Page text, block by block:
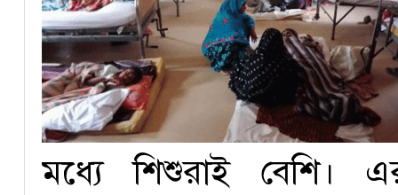
মধ্যে শিশুরাই বেশি।